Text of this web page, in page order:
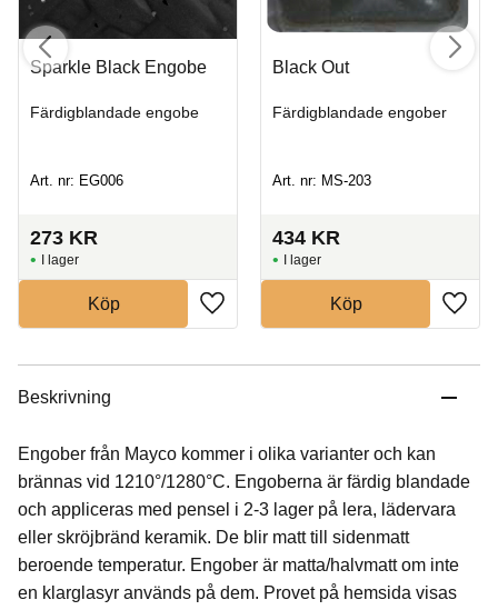
Sparkle Black Engobe
Färdigblandade engobe
Art. nr: EG006
273 KR
I lager
Köp
Black Out
Färdigblandade engober
Art. nr: MS-203
434 KR
I lager
Köp
Beskrivning
Engober från Mayco kommer i olika varianter och kan
brännas vid 1210°/1280°C. Engoberna är färdig blandade
och appliceras med pensel i 2-3 lager på lera, lädervara
eller skröjbränd keramik. De blir matt till sidenmatt
beroende temperatur. Engober är matta/halvmatt om inte
en klarglasyr används på dem. Provet på hemsida visas